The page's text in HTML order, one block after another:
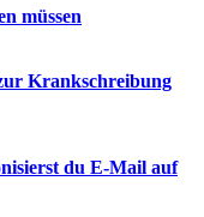
müssen
Krankschreibung
du E-Mail auf